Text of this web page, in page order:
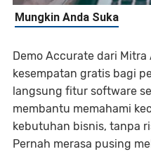
Demo Accurate dari
kesempatan gratis bagi
langsung fitur software
membantu memahami
kebutuhan bisnis, tanpa
Pernah merasa pusing